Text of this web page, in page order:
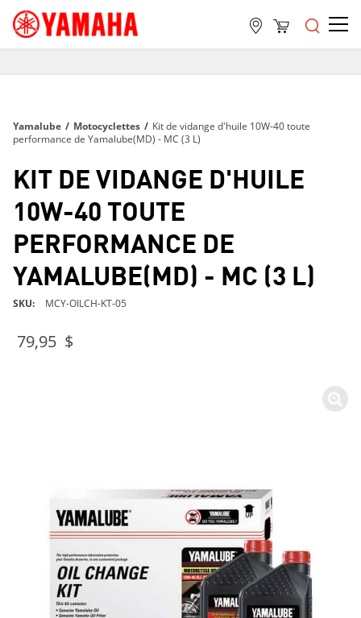
SUR TOUTES LES COMMANDES DE PLUS DE 99 $
SUR TOUTES LES COMMANDES DE PLUS DE 99 $
Yamalube / Motocyclettes / Kit de vidange d'huile 10W-40 toute
performance de Yamalube(MD) - MC (3 L)
KIT DE VIDANGE D'HUILE
10W-40 TOUTE
PERFORMANCE DE
YAMALUBE(MD) - MC (3 L)
SKU MCY-OILCH-KT-05
79,95 $